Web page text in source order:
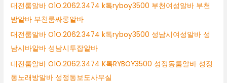
대전룸알바 O1O.2062.3474 k톡ryboy3500 부천여성알바 부천
밤알바 부천룸싸롱알바
대전룸알바 O1O.2062.3474 k톡ryboy3500 성남시여성알바 성
남시바알바 성남시투잡알바
대전룸알바 O1O.2062.3474 K톡RYBOY3500 성정동룸알바 성정
동노래방알바 성정동보도사무실